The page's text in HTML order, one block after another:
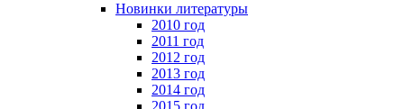
Новинки литературы
2010 год
2011 год
2012 год
2013 год
2014 год
2015 год